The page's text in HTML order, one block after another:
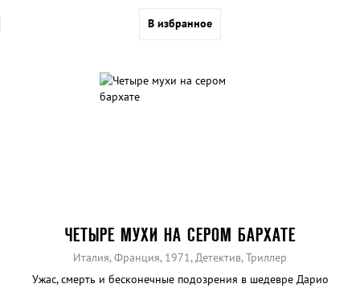
В избранное
ЧЕТЫРЕ МУХИ НА СЕРОМ БАРХАТЕ
Италия, Франция, 1971, Детектив, Триллер
Ужас, смерть и бесконечные подозрения в шедевре Дарио